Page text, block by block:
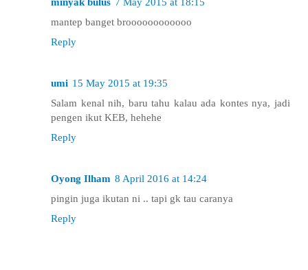
mantep banget broooooooooooo
Reply
umi 15 May 2015 at 19:35
Salam kenal nih, baru tahu kalau ada kontes nya, jadi
pengen ikut KEB, hehehe
Reply
Oyong Ilham 8 April 2016 at 14:24
pingin juga ikutan ni .. tapi gk tau caranya
Reply